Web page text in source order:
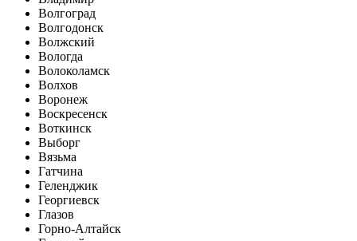
Волгоград
Волгодонск
Волжский
Вологда
Волоколамск
Волхов
Воронеж
Воскресенск
Воткинск
Выборг
Вязьма
Гатчина
Геленджик
Георгиевск
Глазов
Горно-Алтайск